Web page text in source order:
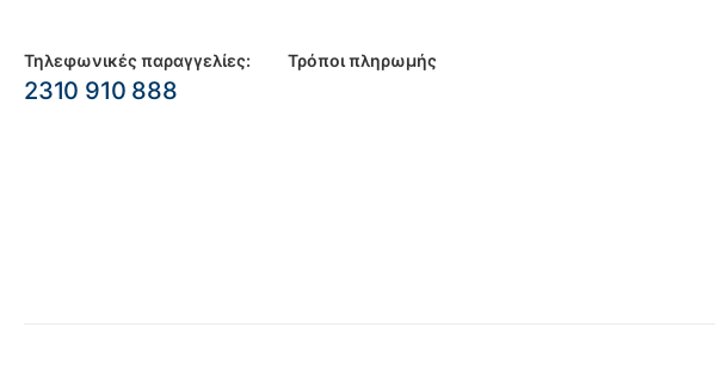
Τηλεφωνικές παραγγελίες:
2310 910 888
Τρόποι πληρωμής